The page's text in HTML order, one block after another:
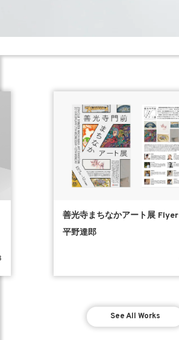
善光寺まちなかアート展 Flyer
平野達郎
See All Works